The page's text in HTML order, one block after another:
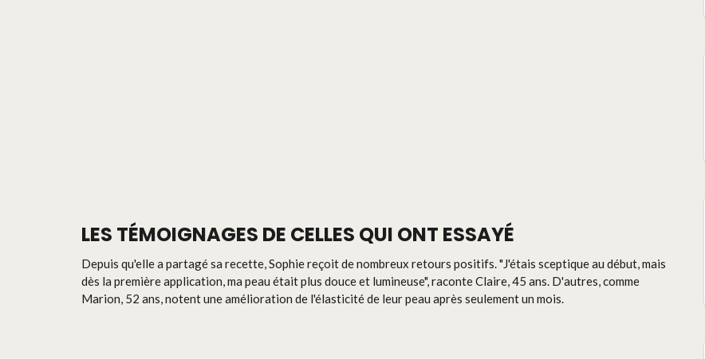
LES TÉMOIGNAGES DE CELLES QUI ONT ESSAYÉ
Depuis qu'elle a partagé sa recette, Sophie reçoit de nombreux retours positifs. "J'étais sceptique au début, mais
dès la première application, ma peau était plus douce et lumineuse", raconte Claire, 45 ans. D'autres, comme
Marion, 52 ans, notent une amélioration de l'élasticité de leur peau après seulement un mois.